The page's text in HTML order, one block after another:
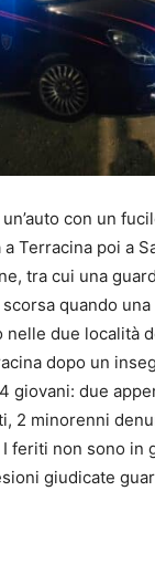
con un
Terracina poi a
tra cui una
quando una
nelle due località
dopo un
giovani: due
2 minorenni
feriti non sono in
giudicate